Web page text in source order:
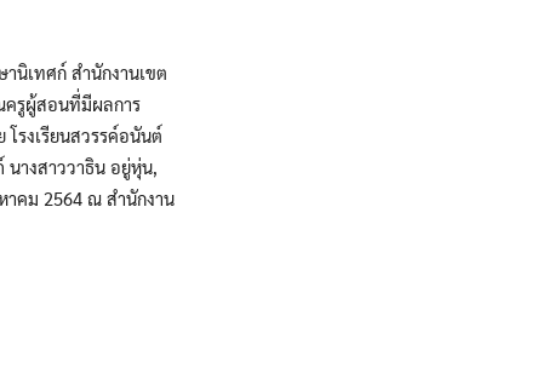
นิเทศก์ สำนักงานเขต
ครูผู้สอนที่มีผลการ
รงเรียนสวรรค์อนันต์
นางสาววาธิน อยู่หุ่น,
าคม 2564 ณ สำนักงาน